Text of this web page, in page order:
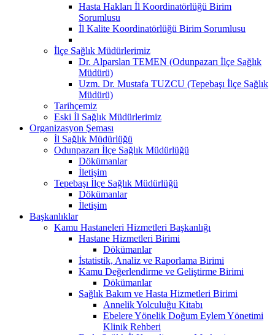
Hasta Hakları İl Koordinatörlüğü Birim
Sorumlusu
İl Kalite Koordinatörlüğü Birim Sorumlusu
İlçe Sağlık Müdürlerimiz
Dr. Alparslan TEMEN (Odunpazarı İlçe Sağlık
Müdürü)
Uzm. Dr. Mustafa TUZCU (Tepebaşı İlçe Sağlık
Müdürü)
Tarihçemiz
Eski İl Sağlık Müdürlerimiz
Organizasyon Şeması
İl Sağlık Müdürlüğü
Odunpazarı İlçe Sağlık Müdürlüğü
Dökümanlar
İletişim
Tepebaşı İlçe Sağlık Müdürlüğü
Dökümanlar
İletişim
Başkanlıklar
Kamu Hastaneleri Hizmetleri Başkanlığı
Hastane Hizmetleri Birimi
Dökümanlar
İstatistik, Analiz ve Raporlama Birimi
Kamu Değerlendirme ve Geliştirme Birimi
Dökümanlar
Sağlık Bakım ve Hasta Hizmetleri Birimi
Annelik Yolculuğu Kitabı
Ebelere Yönelik Doğum Eylem Yönetimi
Klinik Rehberi